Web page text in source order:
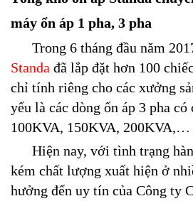
máy ổn áp 1 pha, 3 pha
Trong 6 tháng đầu năm
Standa đã lắp đặt hơn 100
chỉ tính riêng cho các xưởng
yếu là các dòng ổn áp 3 pha
100KVA, 150KVA, 200KVA,…
Hiện nay, với tình trạng
kém chất lượng xuất hiện ở
hưởng đến uy tín của Công ty